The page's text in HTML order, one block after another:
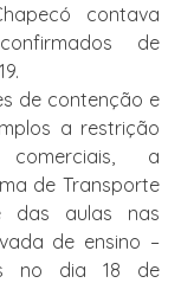
contava
de
de contenção e
a restrição
a
de Transporte
das aulas nas
de ensino –
no dia 18 de